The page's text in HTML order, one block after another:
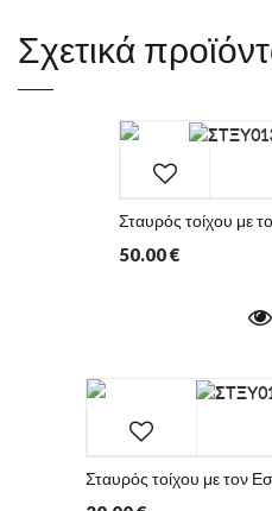
Σχετικά
Σταυρός τοίχου με
50.00€
Σταυρός τοίχου με τον